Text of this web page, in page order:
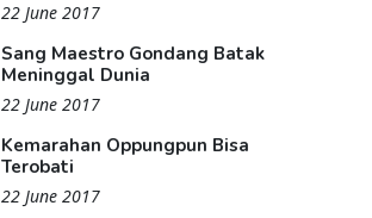
22 June 2017
Sang Maestro Gondang Batak
Meninggal Dunia
22 June 2017
Kemarahan Oppungpun Bisa
Terobati
22 June 2017